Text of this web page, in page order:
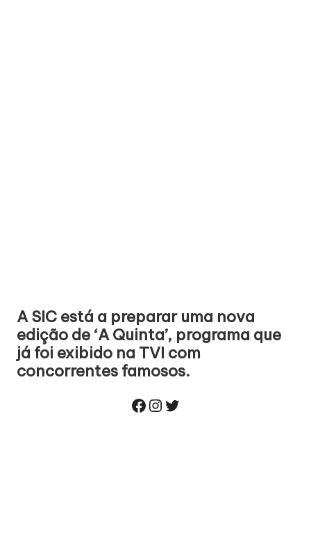
A SIC está a preparar uma nova
edição de ‘A Quinta’, programa que
já foi exibido na TVI com
concorrentes famosos.
Facebook
Instagram
Twitter